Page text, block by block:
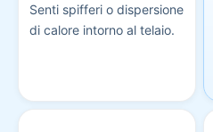
Senti spifferi o dispersione
di calore intorno al telaio.